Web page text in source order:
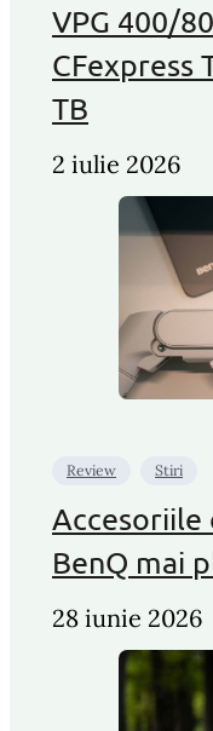
VPG 400/
CFexpress
TB
2 iulie 2026
Review Stiri
BenQ mai
28 iunie 2026